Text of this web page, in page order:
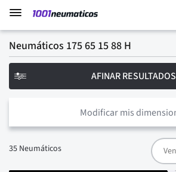
Neumáticos 175 65 15 88 H
Modificar mis
35 Neumáticos
AFINAR RESULTADOS